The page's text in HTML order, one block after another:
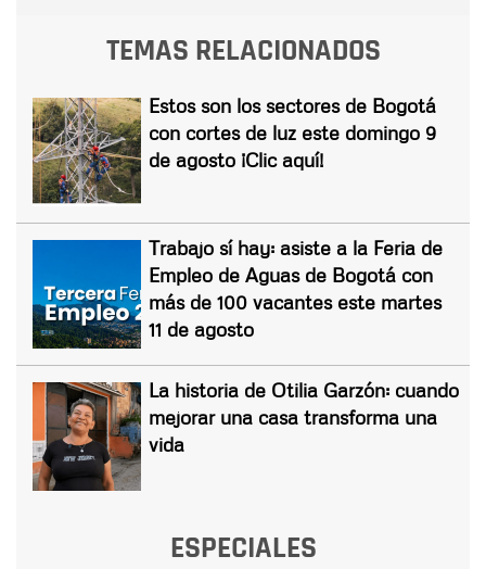
TEMAS RELACIONADOS
Estos son los sectores de Bogotá
con cortes de luz este domingo 9
de agosto ¡Clic aquí!
Trabajo sí hay: asiste a la Feria de
Empleo de Aguas de Bogotá con
más de 100 vacantes este martes
11 de agosto
La historia de Otilia Garzón: cuando
mejorar una casa transforma una
vida
ESPECIALES